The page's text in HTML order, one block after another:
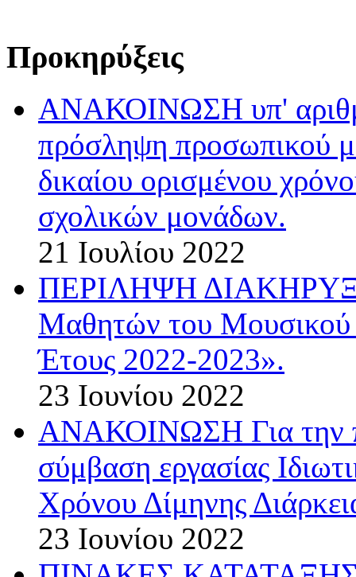
Προκηρύξεις
ΑΝΑΚΟΙΝΩΣΗ υπ'
πρόσληψη προσωπικού
δικαίου ορισμένου
σχολικών μονάδων.
21 Ιουλίου 2022
ΠΕΡΙΛΗΨΗ
Μαθητών του Μουσικού
Έτους 2022-2023».
23 Ιουνίου 2022
ΑΝΑΚΟΙΝΩΣΗ Για την
σύμβαση εργασίας
Χρόνου Δίμηνης
23 Ιουνίου 2022